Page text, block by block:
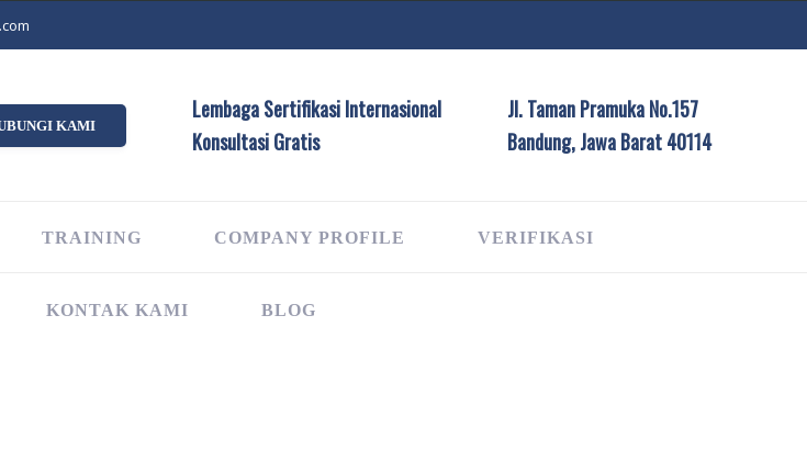
KAMI
Lembaga Sertifikasi Internasional
Konsultasi Gratis
Jl. Taman Pramuka No.157
Bandung, Jawa Barat 40114
TRAINING COMPANY PROFILE VERIFIKASI
KONTAK KAMI BLOG